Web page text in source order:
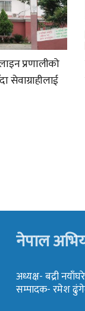
प्रणालीको
नेपाल
अध्यक्ष- बद्री नयाँघरे
सम्पादक- रमेश